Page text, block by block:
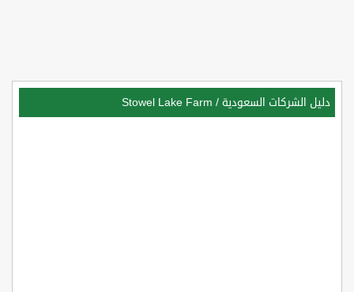
دليل الشركات السعودية /
Stowel Lake Farm